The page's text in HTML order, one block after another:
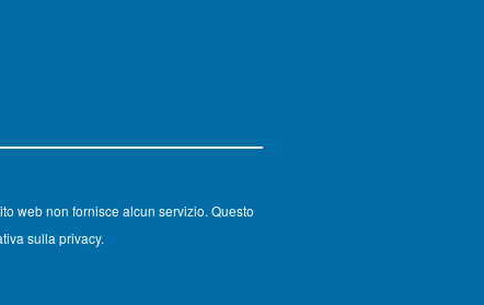
web non fornisce alcun servizio. Questo
sulla privacy.